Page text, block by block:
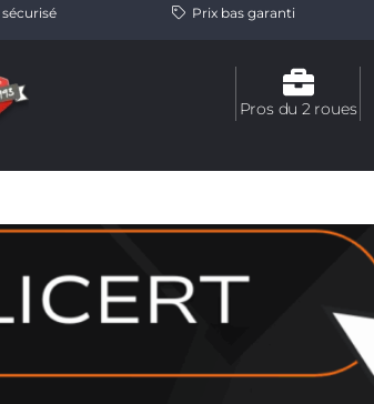
Prix bas garanti
Pros du 2 roues